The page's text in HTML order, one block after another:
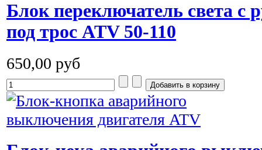
Блок переключатель света с
под трос ATV 50-110
650,00 руб